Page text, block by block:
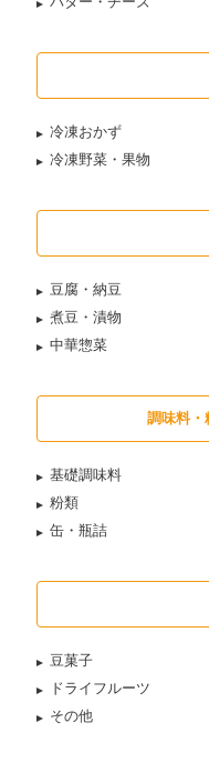
冷凍おかず
冷凍野菜・果物
豆腐・納豆
煮豆・漬物
中華惣菜
調味料・
基礎調味料
粉類
缶・瓶詰
豆菓子
ドライフルーツ
その他